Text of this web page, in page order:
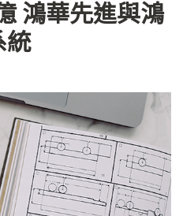
鴻華先進與鴻
統